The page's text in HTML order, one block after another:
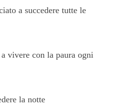
a succedere tutte le
vivere con la paura ogni
la notte